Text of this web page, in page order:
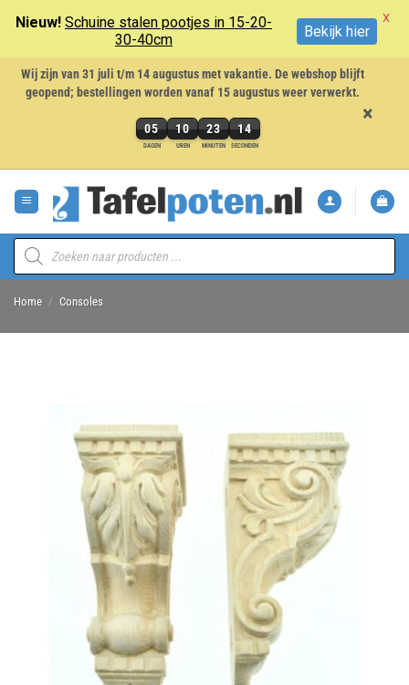
Wij zijn van 31 juli t/m 14 augustus met vakantie. De webshop blijft
geopend; bestellingen worden vanaf 15 augustus weer verwerkt.
05
DAGEN
10
UREN
23
MINUTEN
13
SECONDEN
5
uren,
23
minuten
en
×
naar
inhoud
Producten
zoeken
Home / Consoles
Nieuw! Schuine stalen pootjes in 15-20-
30-40cm
Bekijk hier
X